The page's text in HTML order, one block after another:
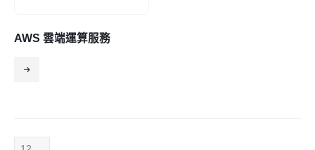
AWS 雲端運算服務